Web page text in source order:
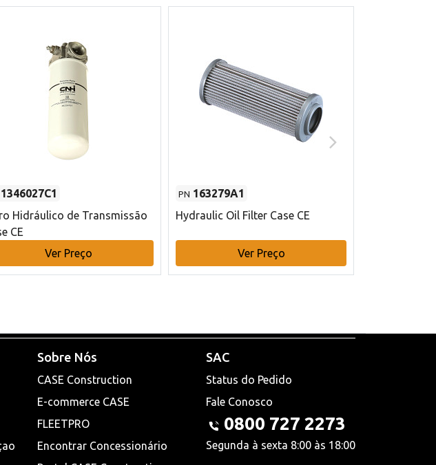
1346027C1
Hidráulico de Transmissão
CE
Ver Preço
PN 163279A1
Hydraulic Oil Filter Case CE
Ver Preço
Sobre Nós
CASE Construction
E-commerce CASE
FLEETPRO
Encontrar Concessionário
SAC
Status do Pedido
Fale Conosco
0800 727 2273
Segunda à sexta 8:00 às 18:00